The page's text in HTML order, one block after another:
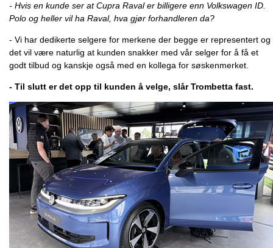
- Hvis en kunde ser at Cupra Raval er billigere enn Volkswagen ID.
Polo og heller vil ha Raval, hva gjør forhandleren da?
- Vi har dedikerte selgere for merkene der begge er representert og
det vil være naturlig at kunden snakker med vår selger for å få et
godt tilbud og kanskje også med en kollega for søskenmerket.
- Til slutt er det opp til kunden å velge, slår Trombetta fast.